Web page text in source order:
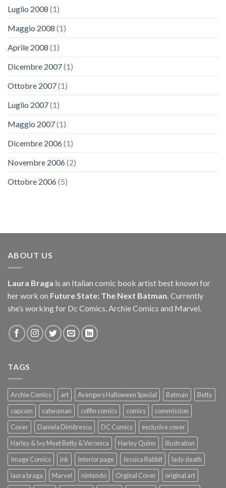
Luglio 2008 (1)
Maggio 2008 (1)
Aprile 2008 (1)
Dicembre 2007(1)
Ottobre 2007(1)
Luglio 2007(1)
Maggio 2007(1)
Dicembre 2006(1)
Novembre 2006(2)
Ottobre 2006(5)
ABOUT US
Laura Braga is an Italian comic book artist best known for
her work on Future State: The Next Batman. Currently
she’s working for Dc Comics, Archie Comics and Marvel.
TAGS
Archie Comics art Avengers Halloween Special Batman
Betty
capcom
catwoman coffin comics comics
commission
Cover
Daniela Dimitrescu DC Comics
exclusive cover
Harley & Ivy Meet Betty & Veronica
Harley Quinn
illustration
Image Comics
ink Interior page Jessica Rabbit
lady death
laura braga
Marvel nintendo Orginal Cover
original art